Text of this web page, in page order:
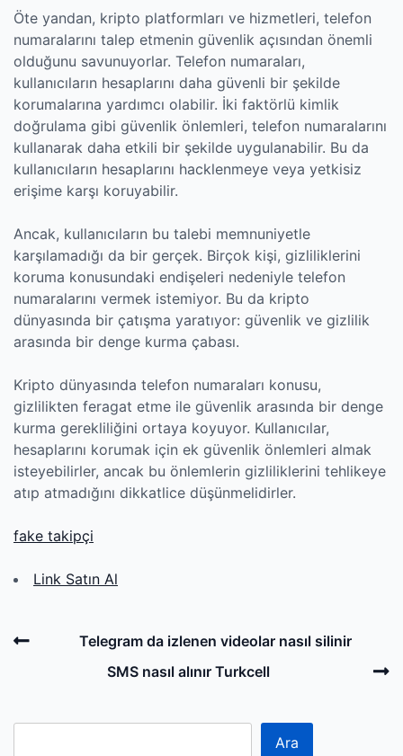
Öte yandan, kripto platformları ve hizmetleri, telefon
numaralarını talep etmenin güvenlik açısından önemli
olduğunu savunuyorlar. Telefon numaraları,
kullanıcıların hesaplarını daha güvenli bir şekilde
korumalarına yardımcı olabilir. İki faktörlü kimlik
doğrulama gibi güvenlik önlemleri, telefon numaralarını
kullanarak daha etkili bir şekilde uygulanabilir. Bu da
kullanıcıların hesaplarını hacklenmeye veya yetkisiz
erişime karşı koruyabilir.
Ancak, kullanıcıların bu talebi memnuniyetle
karşılamadığı da bir gerçek. Birçok kişi, gizliliklerini
koruma konusundaki endişeleri nedeniyle telefon
numaralarını vermek istemiyor. Bu da kripto
dünyasında bir çatışma yaratıyor: güvenlik ve gizlilik
arasında bir denge kurma çabası.
Kripto dünyasında telefon numaraları konusu,
gizlilikten feragat etme ile güvenlik arasında bir denge
kurma gerekliliğini ortaya koyuyor. Kullanıcılar,
hesaplarını korumak için ek güvenlik önlemleri almak
isteyebilirler, ancak bu önlemlerin gizliliklerini tehlikeye
atıp atmadığını dikkatlice düşünmelidirler.
fake takipçi
Link Satın Al
Post
navigation
Previous
Telegram da izlenen videolar nasıl silinir
SMS nasıl alınır Turkcell
Ara